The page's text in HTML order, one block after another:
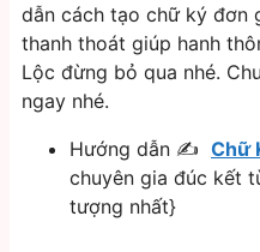
dẫn cách tạo chữ ký đơn
thanh thoát giúp hanh
Lộc đừng bỏ qua nhé.
ngay nhé.
Hướng dẫn ✍ Chữ
chuyên gia đúc kết
tượng nhất}